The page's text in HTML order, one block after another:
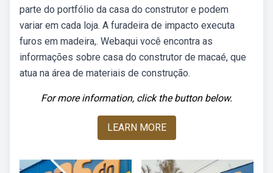
parte do portfólio da casa do construtor e podem
variar em cada loja. A furadeira de impacto executa
furos em madeira,. Webaqui você encontra as
informações sobre casa do construtor de macaé, que
atua na área de materiais de construção.
For more information, click the button below.
LEARN MORE